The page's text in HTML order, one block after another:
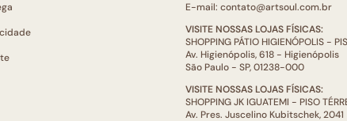
E-mail: contato@artsoul.com.br
VISITE NOSSAS LOJAS FÍSICAS:
SHOPPING PÁTIO HIGIENÓPOLIS -
Av. Higienópolis, 618 - Higienópolis
São Paulo - SP, 01238-000
VISITE NOSSAS LOJAS FÍSICAS:
SHOPPING JK IGUATEMI - PISO
Av. Pres. Juscelino Kubitschek, 2041